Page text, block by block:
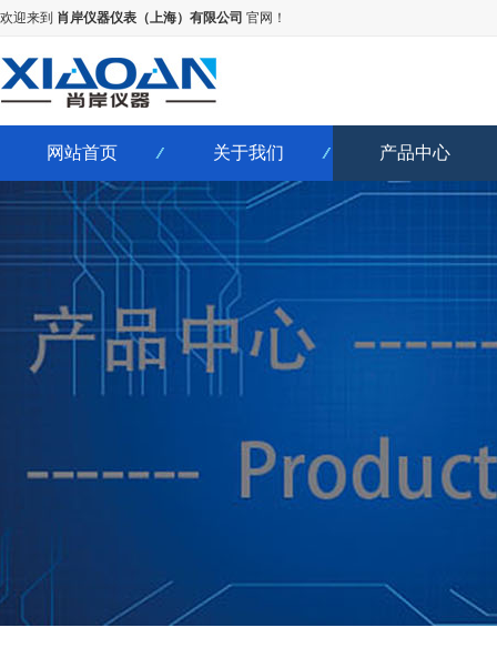
欢迎来到 肖岸仪器仪表（上海）有限公司 官网！
网站首页 关于我们 产品中心